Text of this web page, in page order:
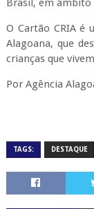
Brasil, em âmbito
O Cartão CRIA é
Alagoana, que
crianças que
Por Agência
TAGS: DESTAQUE